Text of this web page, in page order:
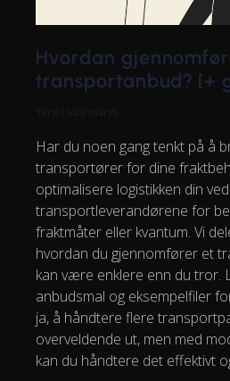
Hvordan
transportanbud? [+
Tanel Vaarmann
Har du noen gang tenkt på å
transportører for dine
optimalisere logistikken din
transportleverandørene for
fraktmåter eller kvantum. Vi
hvordan du gjennomfører et
kan være enklere enn du tror.
anbudsmal og eksempelfiler
ja, å håndtere flere
overveldende ut, men med
kan du håndtere det effektivt